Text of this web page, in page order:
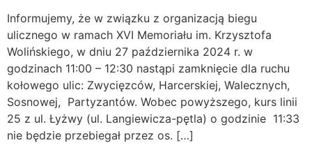
Informujemy, że w związku z organizacją biegu
ulicznego w ramach XVI Memoriału im. Krzysztofa
Wolińskiego, w dniu 27 października 2024 r. w
godzinach 11:00 – 12:30 nastąpi zamknięcie dla ruchu
kołowego ulic: Zwycięzców, Harcerskiej, Walecznych,
Sosnowej, Partyzantów. Wobec powyższego, kurs linii
25 z ul. Łyżwy (ul. Langiewicza-pętla) o godzinie 11:33
nie będzie przebiegał przez os. […]